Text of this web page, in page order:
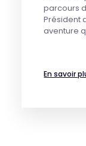
parcours
Président
aventure
En savoir